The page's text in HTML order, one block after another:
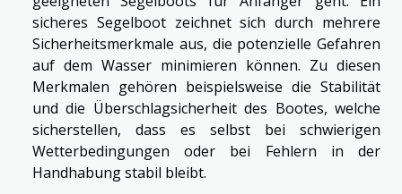
sicheres Segelboot zeichnet sich durch mehrere
Sicherheitsmerkmale aus, die potenzielle Gefahren
auf dem Wasser minimieren können. Zu diesen
Merkmalen gehören beispielsweise die Stabilität
und die Überschlagsicherheit des Bootes, welche
sicherstellen, dass es selbst bei schwierigen
Wetterbedingungen oder bei Fehlern in der
Handhabung stabil bleibt.